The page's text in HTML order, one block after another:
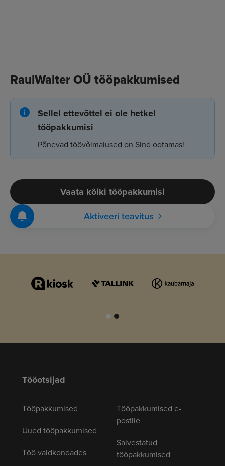
RaulWalter OÜ tööpakkumised
Sellel ettevõttel ei ole hetkel
tööpakkumisi
Põnevad töövõimalused on Sind ootamas!
Vaata kõiki tööpakkumisi
Aktiveeri teavitus
Tööotsijad
Tööpakkumised
Uued tööpakkumised
Töö valdkondades
Tööpakkumised e-
postile
Salvestatud
tööpakkumised